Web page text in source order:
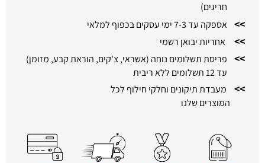
חריגים)
>> אספקה עד 7-3 ימי עסקים בכפוף למלאי
>> אחריות יבואן רשמי
>>
פריסת תשלומים נוחה (אשראי, צ'קים, הוראת קבע, מזומן)
עד 12 תשלומים ללא ריבית
>>
מעבדת תיקונים וחלקי חילוף לכל
המוצרים שלנו